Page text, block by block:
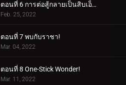
ตอนที่ 6 การต่อสู้กลายเป็นสิบเอ็ด!
Feb. 25, 2022
ตอนที่ 7 พบกับราชา!
Mar. 04, 2022
ตอนที่ 8 One-Stick Wonder!
Mar. 11, 2022